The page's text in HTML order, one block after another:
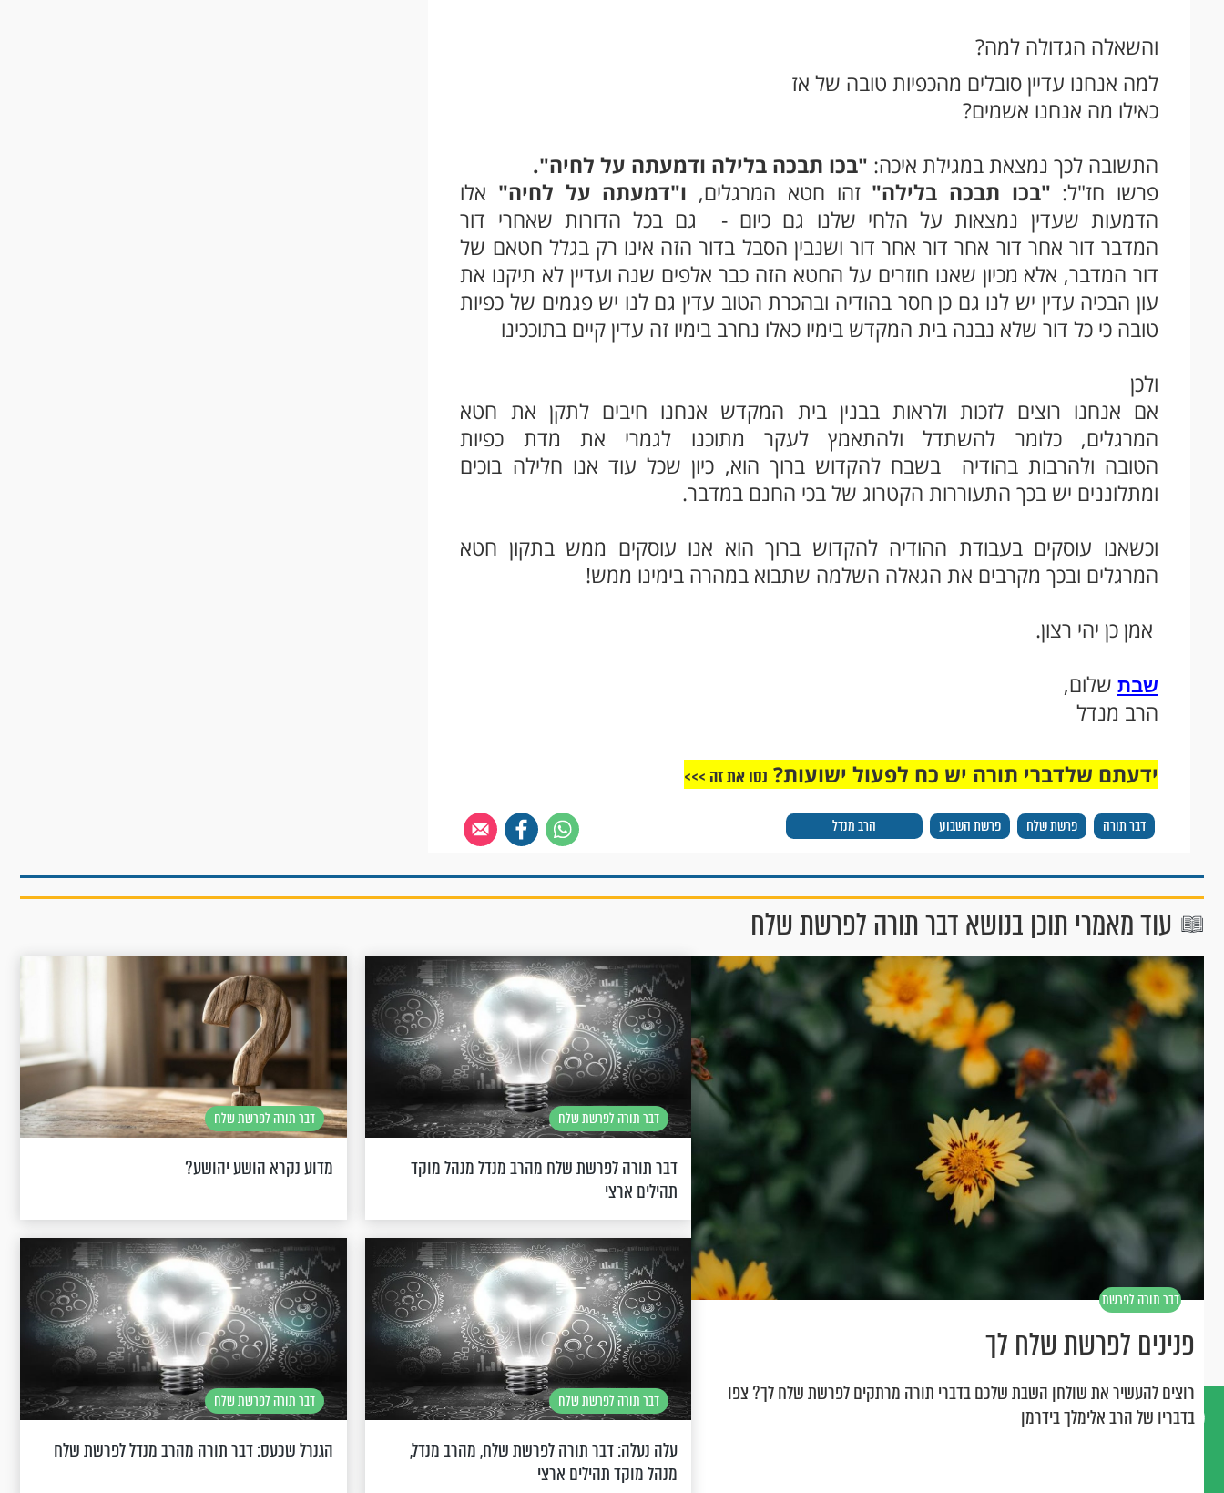
והשאלה הגדולה למה?
למה אנחנו עדיין סובלים מהכפיות טובה של אז
כאילו מה אנחנו אשמים?
התשובה לכך נמצאת במגילת איכה: "בכו תבכה בלילה ודמעתה על לחיה".
פרשו חז"ל: "בכו תבכה בלילה" זהו חטא המרגלים, ו"דמעתה על לחיה" אלו
הדמעות שעדין נמצאות על הלחי שלנו גם כיום - גם בכל הדורות שאחרי דור
המדבר דור אחר דור אחר דור אחר דור ושנבין הסבל בדור הזה אינו רק בגלל חטאם של
דור המדבר, אלא מכיון שאנו חוזרים על החטא הזה כבר אלפים שנה ועדיין לא תיקנו את
עון הבכיה עדין יש לנו גם כן חסר בהודיה ובהכרת הטוב עדין גם לנו יש פגמים של כפיות
טובה כי כל דור שלא נבנה בית המקדש בימיו כאלו נחרב בימיו זה עדין קיים בתוככינו
ולכן
אם אנחנו רוצים לזכות ולראות בבנין בית המקדש אנחנו חיבים לתקן את חטא
המרגלים, כלומר להשתדל ולהתאמץ לעקר מתוכנו לגמרי את מדת כפיות
הטובה ולהרבות בהודיה בשבח להקדוש ברוך הוא, כיון שכל עוד אנו חלילה בוכים
ומתלוננים יש בכך התעוררות הקטרוג של בכי החנם במדבר.
וכשאנו עוסקים בעבודת ההודיה להקדוש ברוך הוא אנו עוסקים ממש בתקון חטא
המרגלים ובכך מקרבים את הגאלה השלמה שתבוא במהרה בימינו ממש!
אמן כן יהי רצון.
שבת שלום,
הרב מנדל
דבר תורה פרשת שלח פרשת השבוע הרב מנדל
ידעתם שלדברי תורה יש כח לפעול ישועות? נסו את זה >>>
עוד מאמרי תוכן בנושא דבר תורה לפרשת שלח
דבר תורה לפרשת
פנינים לפרשת שלח לך
רוצים להעשיר את שולחן השבת שלכם בדברי תורה מרתקים לפרשת שלח לך? צפו
בדבריו של הרב אלימלך בידרמן
דבר תורה לפרשת שלח
דבר תורה לפרשת שלח מהרב מנדל מנהל מוקד
תהילים ארצי
דבר תורה לפרשת שלח
מדוע נקרא הושע יהושע?
דבר תורה לפרשת שלח
עלה נעלה: דבר תורה לפרשת שלח, מהרב מנדל,
מנהל מוקד תהילים ארצי
דבר תורה לפרשת שלח
הגנרל שכעס: דבר תורה מהרב מנדל לפרשת שלח